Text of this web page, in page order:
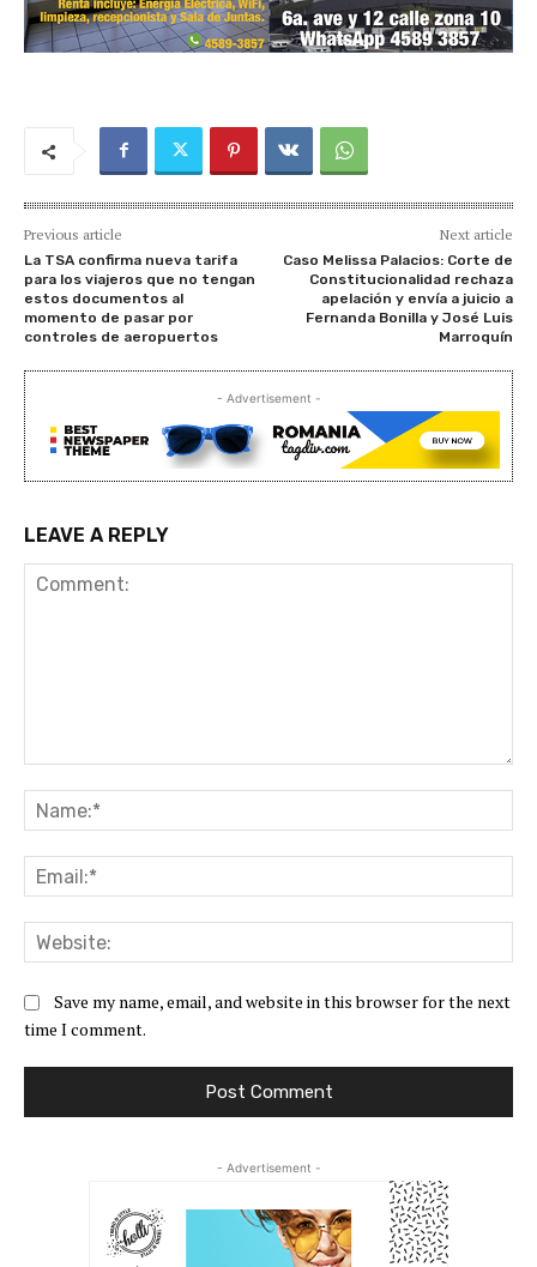
Previous article
La TSA confirma nueva tarifa
para los viajeros que no tengan
estos documentos al
momento de pasar por
controles de aeropuertos
Next article
Caso Melissa Palacios: Corte de
Constitucionalidad rechaza
apelación y envía a juicio a
Fernanda Bonilla y José Luis
Marroquín
- Advertisement -
LEAVE A REPLY
Save my name, email, and website in this browser for the next
time I comment.
- Advertisement -